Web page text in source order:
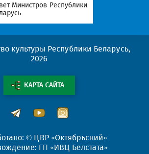
Министров Республики
культуры Республики Беларусь,
2026
КАРТА САЙТА
© ЦВР «Октябрьский»
ГП «ИВЦ Белстата»